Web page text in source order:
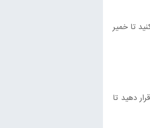
تا خمیر
دقیقه در یک مکان گرم قرار دهید تا